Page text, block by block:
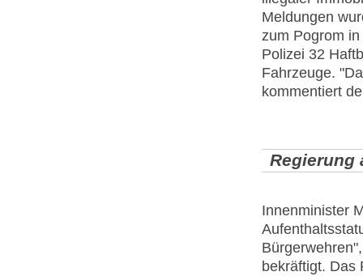
Meldungen
zum Pogrom
Polizei 32
Fahrzeuge.
kommentiert
Regierung
Innenminister
bekräftigt. Das